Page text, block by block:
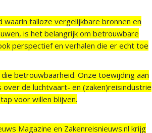
talloze vergelijkbare bronnen en
is het belangrijk om betrouwbare
perspectief en verhalen die er echt toe
betrouwbaarheid. Onze toewijding aan
de luchtvaart- en (zaken)reisindustrie
voor willen blijven.
Magazine en Zakenreisnieuws.nl krijg